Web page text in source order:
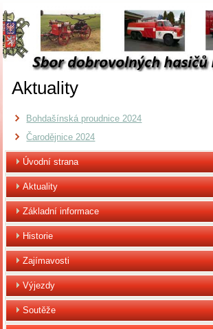
Aktuality
Bohdašínská proudnice 2024
Čarodějnice 2024
Úvodní strana
Aktuality
Základní informace
Historie
Zajímavosti
Výjezdy
Soutěže